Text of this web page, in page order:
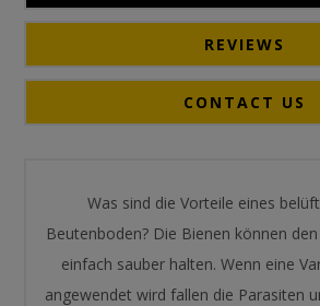
REVIEWS
CONTACT US
Was sind die Vorteile eines
Beutenboden? Die Bienen können
einfach sauber halten. Wenn eine
angewendet wird fallen die Parasiten